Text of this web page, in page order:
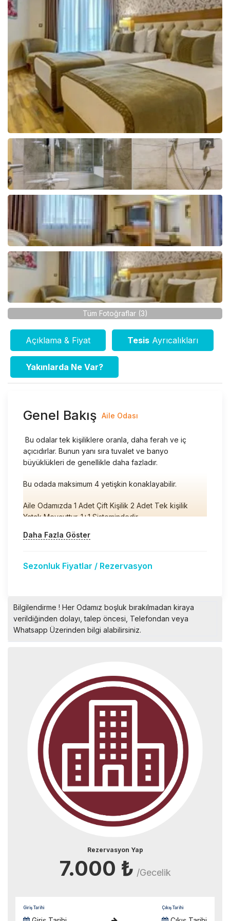
Tüm Fotoğraflar (3)
Açıklama & Fiyat Tesis Ayrıcalıkları
Yakınlarda Ne Var?
Genel Bakış Aile Odası
Bu odalar tek kişiliklere oranla, daha ferah ve iç
açıcıdırlar. Bunun yanı sıra tuvalet ve banyo
büyüklükleri de genellikle daha fazladır.
Bu odada maksimum 4 yetişkin konaklayabilir.
Aile Odamızda 1 Adet Çift Kişilik 2 Adet Tek kişilik
Yatak Mevcuttur. 1+1 Sistemindedir.
Daha Fazla Göster
Sezonluk Fiyatlar / Rezervasyon
Bilgilendirme ! Her Odamız boşluk bırakılmadan kiraya
verildiğinden dolayı, talep öncesi, Telefondan veya
Whatsapp Üzerinden bilgi alabilirsiniz.
Rezervasyon Yap
7.000 ₺ /Gecelik
Giriş Tarihi Çıkış Tarihi